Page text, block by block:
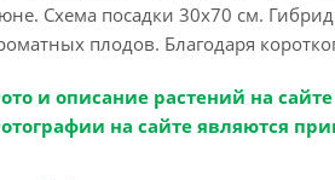
Схема посадки 30х70 см.
плодов. Благодаря
и описание растений на
на сайте являются